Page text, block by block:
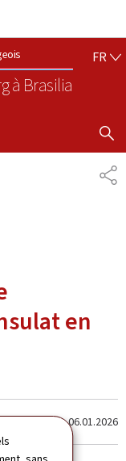
à Brasilia
FR
en
le06.01.2026